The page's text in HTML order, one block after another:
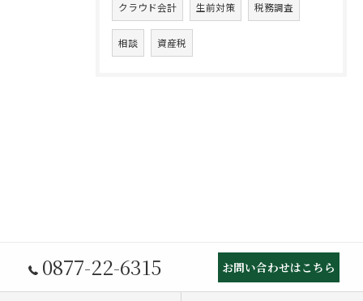
クラウド会計 生前対策 税務調査
相談 資産税
0877-22-6315 お問い合わせはこちら